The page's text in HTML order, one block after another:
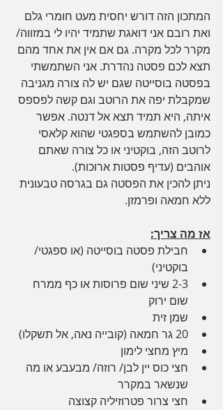
המתכון הזה דורש יחסית מעט חומרי גלם
ואת רובם אני דואגת שתמיד יהיו לי במזווה/
מקרר לכל מקרה. גם אם אין את אחד מהם
תצא לכם פסטה נהדרת. אני השתמשתי
בפסטה בוסייטה שגם יש לה צורה מגניבה
שמקבלת יפה את הרוטב וגם קשה לפספס
איתה, היא תמיד תצא אל דנטה. אפשר
כמובן להשתמש בספגטי שהוא קלאסי
לרוטב הזה, בוקטיני או כל צורה שאתם
אוהבים (עדיף פסטות ארוכות).
ניתן להכין את הפסטה גם בגרסה טבעונית
ללא חמאה ופרמזן.
אז מה צריך:
חבילת פסטה בוסייטה (או ספגטי/
בוקטיני)
2-3 שיני שום פרוסות או כף ממרח
שום ירוק
שמן זית
20 גר חמאה (קובייה נאה, אל תשקלו)
מיץ מחצי לימון
חצי כוס יין לבן/ רוזה/ מבעבע או מה
שנשאר במקרר
חצי צרור פטרוזיליה קצוצה